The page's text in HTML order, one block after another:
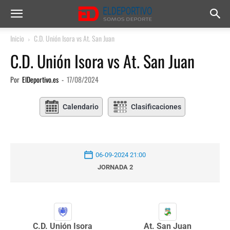
Inicio C.D. Unión Isora vs At. San Juan
C.D. Unión Isora vs At. San Juan
Por ElDeportivo.es - 17/08/2024
Calendario Clasificaciones
06-09-2024 21:00
JORNADA 2
C.D. Unión Isora At. San Juan